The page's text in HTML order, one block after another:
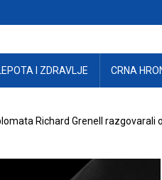
I ZDRAVLJE CRNA
Richard Grenell razgovarali